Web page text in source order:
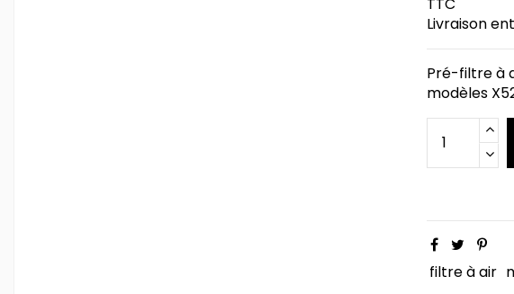
Livraison
Pré-filtre à
modèles
filtre à air